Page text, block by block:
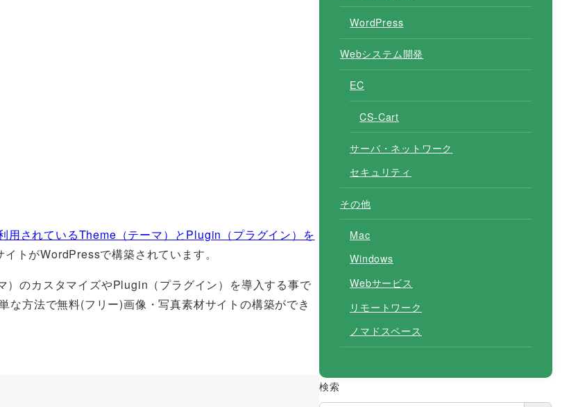
されているTheme（テーマ）とPlugin（プラグイン）を
トがWordPressで構築されています。
のカスタマイズやPlugin（プラグイン）を導入する事で
方法で無料(フリー)画像・写真素材サイトの構築ができ
WordPress
Webシステム開発
EC
CS-Cart
サーバ・ネットワーク
セキュリティ
その他
Mac
Windows
Webサービス
リモートワーク
ノマドスペース
検索